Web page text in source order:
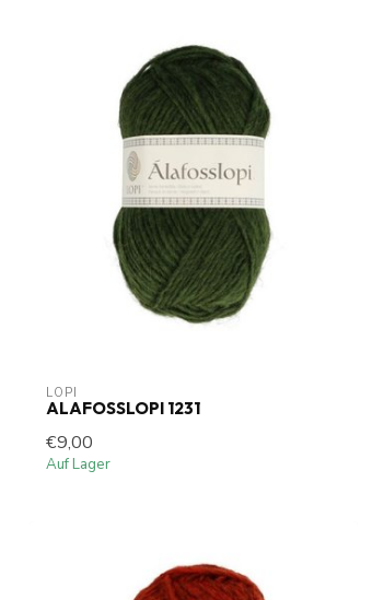
LOPI
ALAFOSSLOPI 1231
€9,00
Auf Lager